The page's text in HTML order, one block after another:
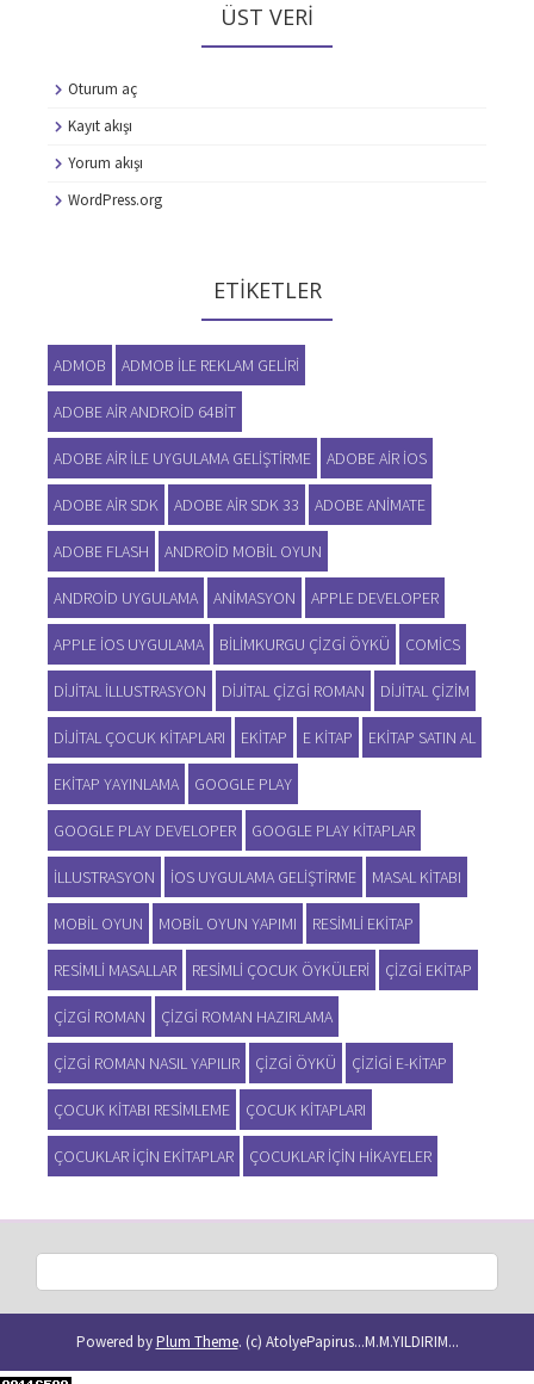
ÜST VERI
Oturum aç
Kayıt akışı
Yorum akışı
WordPress.org
ETIKETLER
ADMOB ADMOB ILE REKLAM GELIRI
ADOBE AIR ANDROID 64BIT
ADOBE AIR ILE UYGULAMA GELIŞTIRME ADOBE AIR IOS
ADOBE AIR SDK ADOBE AIR SDK 33 ADOBE ANIMATE
ADOBE FLASH ANDROID MOBIL OYUN
ANDROID UYGULAMA ANIMASYON APPLE DEVELOPER
APPLE IOS UYGULAMA BILIMKURGU ÇIZGI ÖYKÜ COMICS
DIJITAL ILLUSTRASYON DIJITAL ÇIZGI ROMAN DIJITAL ÇIZIM
DIJITAL ÇOCUK KITAPLARI EKITAP E KITAP EKITAP SATIN AL
EKITAP YAYINLAMA GOOGLE PLAY
GOOGLE PLAY DEVELOPER GOOGLE PLAY KITAPLAR
ILLUSTRASYON IOS UYGULAMA GELIŞTIRME MASAL KITABI
MOBIL OYUN MOBIL OYUN YAPIMI RESIMLI EKITAP
RESIMLI MASALLAR RESIMLI ÇOCUK ÖYKÜLERI ÇIZGI EKITAP
ÇIZGI ROMAN ÇIZGI ROMAN HAZIRLAMA
ÇIZGI ROMAN NASIL YAPILIR ÇIZGI ÖYKÜ ÇIZIGI E-KITAP
ÇOCUK KITABI RESIMLEME ÇOCUK KITAPLARI
ÇOCUKLAR IÇIN EKITAPLAR ÇOCUKLAR IÇIN HIKAYELER
Powered byPlum Theme. (c) AtolyePapirus...M.M.YILDIRIM...